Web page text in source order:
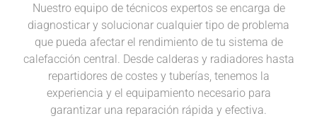
Nuestro equipo de técnicos expertos se encarga de
diagnosticar y solucionar cualquier tipo de problema
que pueda afectar el rendimiento de tu sistema de
calefacción central. Desde calderas y radiadores hasta
repartidores de costes y tuberías, tenemos la
experiencia y el equipamiento necesario para
garantizar una reparación rápida y efectiva.